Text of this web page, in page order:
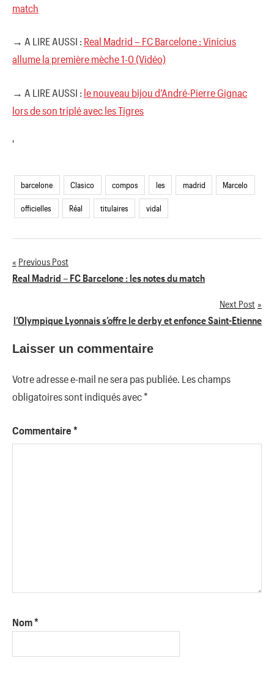
match
→ A LIRE AUSSI : Real Madrid – FC Barcelone : Vinicius
allume la première mèche 1-0 (Vidéo)
→ A LIRE AUSSI : le nouveau bijou d’André-Pierre Gignac
lors de son triplé avec les Tigres
'
barcelone Clasico compos les madrid Marcelo
officielles Réal titulaires vidal
Navigation
l’article
Previous Post
Real Madrid – FC Barcelone : les notes du match
Next Post
l’Olympique Lyonnais s’offre le derby et enfonce Saint-Etienne
Laisser un commentaire
Votre adresse e-mail ne sera pas publiée. Les champs
obligatoires sont indiqués avec*
Commentaire *
Nom*